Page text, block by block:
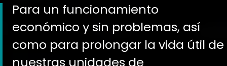
Para un funcionamiento
económico y sin problemas, así
como para prolongar la vida útil de
nuestras unidades de